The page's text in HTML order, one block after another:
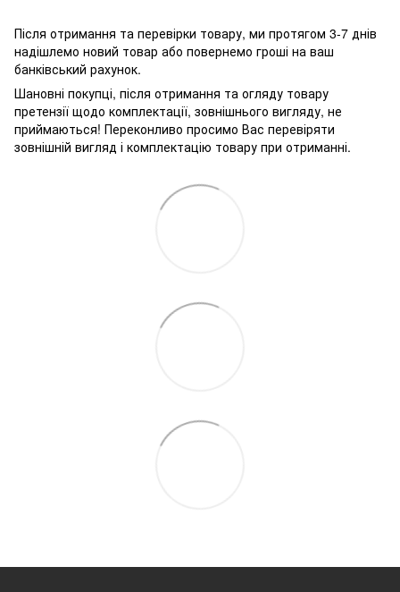
Після отримання та перевірки товару, ми протягом 3-7 днів
надішлемо новий товар або повернемо гроші на ваш
банківський рахунок.
Шановні покупці, після отримання та огляду товару
претензії щодо комплектації, зовнішнього вигляду, не
приймаються! Переконливо просимо Вас перевіряти
зовнішній вигляд і комплектацію товару при отриманні.